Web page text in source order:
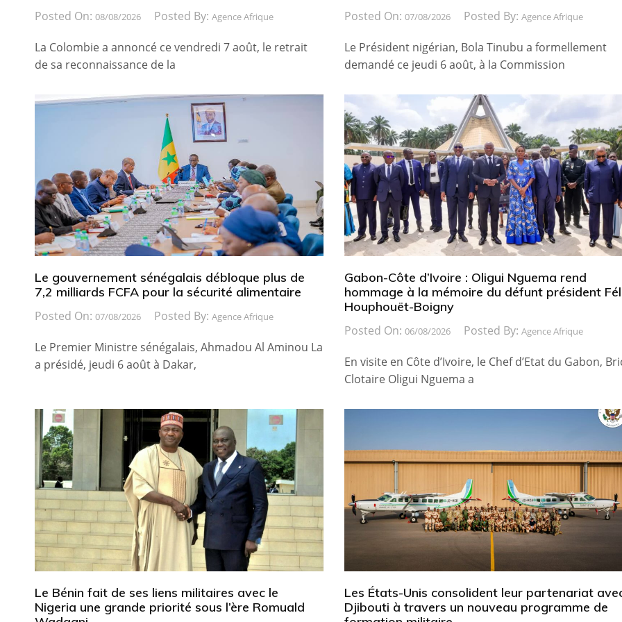
Posted On: 08/08/2026 Posted By: Agence Afrique
La Colombie a annoncé ce vendredi 7 août, le retrait
de sa reconnaissance de la
Posted On: 07/08/2026 Posted By: Agence Afrique
Le Président nigérian, Bola Tinubu a formellement
demandé ce jeudi 6 août, à la Commission
Le gouvernement sénégalais débloque plus de
7,2 milliards FCFA pour la sécurité alimentaire
Posted On: 07/08/2026 Posted By: Agence Afrique
Le Premier Ministre sénégalais, Ahmadou Al Aminou La
a présidé, jeudi 6 août à Dakar,
Gabon-Côte d’Ivoire : Oligui Nguema rend
hommage à la mémoire du défunt président
Houphouët-Boigny
Posted On: 06/08/2026 Posted By: Agence Afrique
En visite en Côte d’Ivoire, le Chef d’Etat du Gabon,
Clotaire Oligui Nguema a
Le Bénin fait de ses liens militaires avec le
Nigeria une grande priorité sous l’ère Romuald
Les États-Unis consolident leur partenariat
Djibouti à travers un nouveau programme de